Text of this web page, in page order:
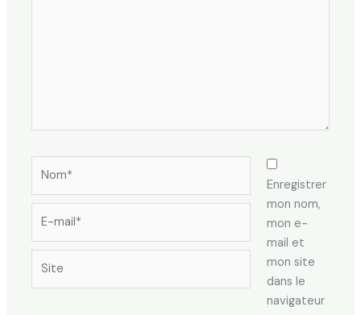
mail*
Enregistrer
mon nom,
mon e-
mail et
mon site
dans le
navigateur